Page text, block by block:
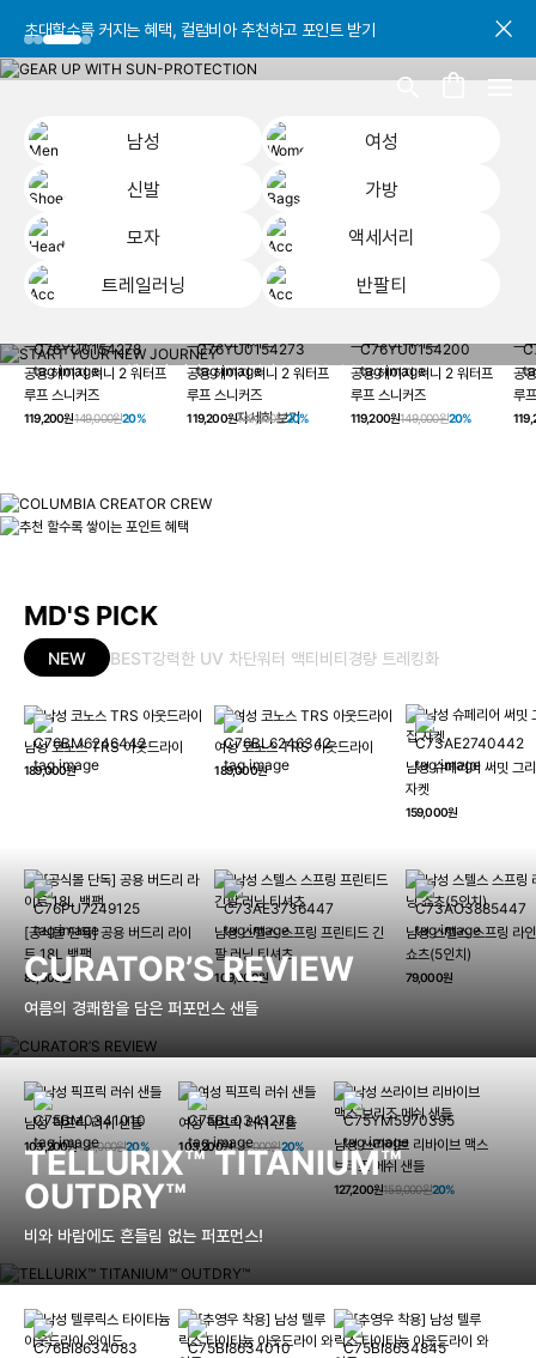
초대할수록 커지는 혜택, 컬럼비아 추천하고 포인트 받기
초대할수록 커지는 혜택, 컬럼비아 추천하고 포인트 받기
초대할수록 커지는 혜택, 컬럼비아 추천하고 포인트 받기
남성
여성
신발
가방
모자
액세서리
트레일러닝
반팔티
START YOUR
헤이지 져니 New 컬러 UP TO 20% OFF
자세히 보기
공용 헤이지 져니 2 워터프
루프 스니커즈
119,200원149,000원20%
공용 헤이지 져니 2 워터프
루프 스니커즈
119,200원149,000원20%
공용 헤이지 져니 2 워터프
루프 스니커즈
119,200원149,000원20%
공
루
MD'S PICK
NEW BEST강력한 UV 차단워터 액티비티경량 트레킹화
남성 코노스 TRS 아웃드라이
189,000원
여성 코노스 TRS 아웃드라이
189,000원
남성 슈페리어 써밋 그
자켓
159,000원
[공식몰 단독] 공용 버드리 라이
트 18L 백팩
89,000원
남성 스텔스 스프링 프린티드 긴
팔 러닝 티셔츠
109,000원
남성 스텔스 스프링 라
쇼츠(5인치)
79,000원
CURATOR’S REVIEW
여름의 경쾌함을 담은 퍼포먼스 샌들
남성 픽프릭 러쉬 샌들
103,200원129,000원20%
여성 픽프릭 러쉬 샌들
103,200원129,000원20%
남성 쓰라이브 리바이브 맥스
브리즈 메쉬 샌들
127,200원159,000원20%
TELLURIX™ TITANIUM™
OUTDRY™
비와 바람에도 흔들림 없는 퍼포먼스!